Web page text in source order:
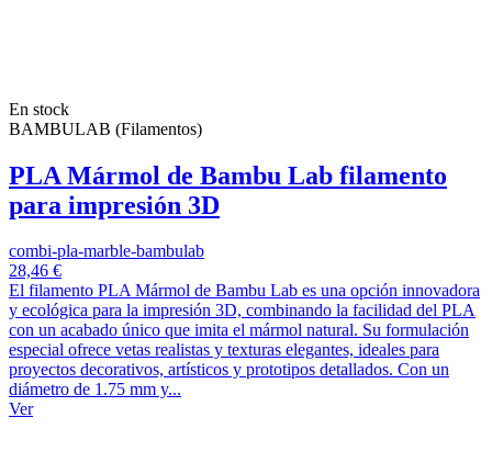
En stock
BAMBULAB (Filamentos)
PLA Mármol de Bambu Lab filamento
para impresión 3D
combi-pla-marble-bambulab
28,46 €
El filamento PLA Mármol de Bambu Lab es una opción innovadora
y ecológica para la impresión 3D, combinando la facilidad del PLA
con un acabado único que imita el mármol natural. Su formulación
especial ofrece vetas realistas y texturas elegantes, ideales para
proyectos decorativos, artísticos y prototipos detallados. Con un
diámetro de 1.75 mm y...
Ver